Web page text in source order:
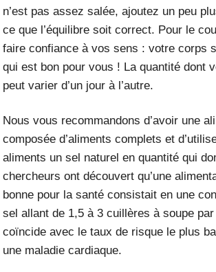
n’est pas assez salée, ajoutez un peu
ce que l’équilibre soit correct. Pour le
faire confiance à vos sens : votre corps
qui est bon pour vous ! La quantité dont
peut varier d’un jour à l’autre.
Nous vous recommandons d’avoir une
composée d’aliments complets et
aliments un sel naturel en quantité qui
chercheurs ont découvert qu’une
bonne pour la santé consistait en une
sel allant de 1,5 à 3 cuillères à soupe
coïncide avec le taux de risque le plus
une maladie cardiaque.